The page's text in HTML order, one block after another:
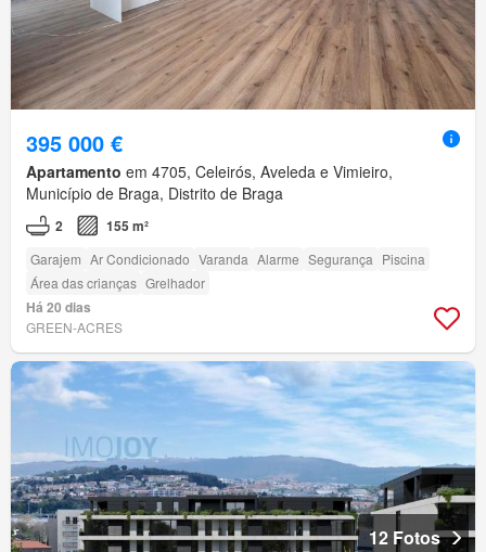
395 000 €
Apartamento em 4705, Celeirós, Aveleda e Vimieiro,
Município de Braga, Distrito de Braga
2 155 m²
Garajem Ar Condicionado Varanda Alarme Segurança Piscina
Área das crianças Grelhador
Há 20 dias
GREEN-ACRES
12 Fotos